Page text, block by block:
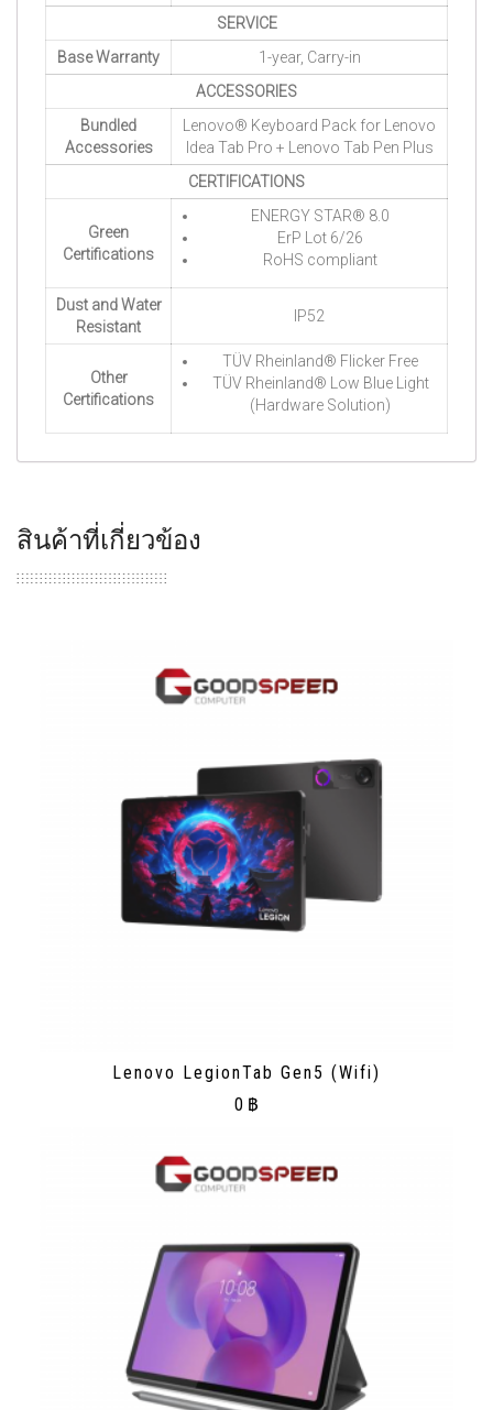
SERVICE
Base Warranty
1-year, Carry-in
ACCESSORIES
Bundled
Accessories
Lenovo® Keyboard Pack for Lenovo
Idea Tab Pro + Lenovo Tab Pen Plus
CERTIFICATIONS
Green
Certifications
ENERGY STAR® 8.0
ErP Lot 6/26
RoHS compliant
Dust and Water
Resistant
IP52
Other
Certifications
TÜV Rheinland® Flicker Free
TÜV Rheinland® Low Blue Light
(Hardware Solution)
สินค้าที่เกี่ยวข้อง
Lenovo LegionTab Gen5 (Wifi)
0 ฿